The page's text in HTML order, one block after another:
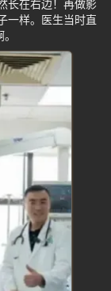
长在右边！再做影
一样。医生当时直